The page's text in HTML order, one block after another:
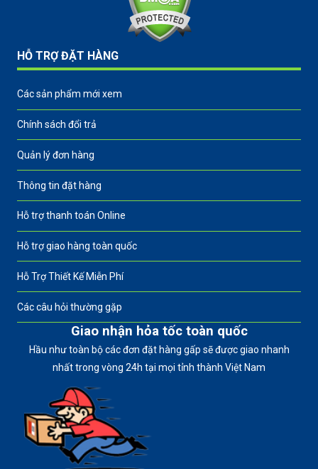
HỖ TRỢ ĐẶT HÀNG
Các sản phẩm mới xem
Chính sách đổi trả
Quản lý đơn hàng
Thông tin đặt hàng
Hỗ trợ thanh toán Online
Hỗ trợ giao hàng toàn quốc
Hỗ Trợ Thiết Kế Miễn Phí
Các câu hỏi thường gặp
Giao nhận hỏa tốc toàn quốc
Hầu như toàn bộ các đơn đặt hàng gấp sẽ được giao nhanh
nhất trong vòng 24h tại mọi tỉnh thành Việt Nam